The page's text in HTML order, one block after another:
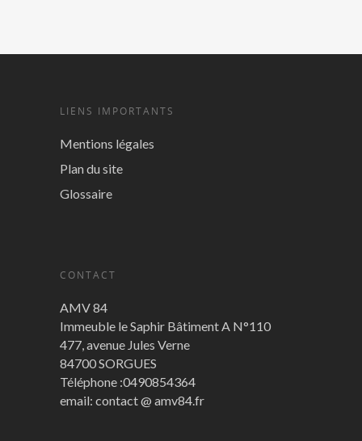
LIENS IMPORTANTS
Mentions légales
Plan du site
Glossaire
CONTACT
AMV 84
Immeuble le Saphir Bâtiment A N°110
477, avenue Jules Verne
84700 SORGUES
Téléphone :0490854364
email: contact @ amv84.fr